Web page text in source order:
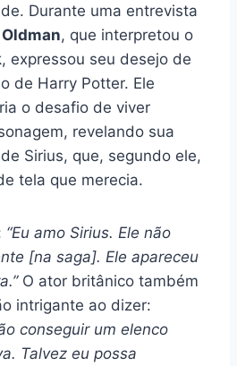
Durante uma entrevista
, que interpretou o
expressou seu desejo de
de Harry Potter. Ele
o desafio de viver
revelando sua
Sirius, que, segundo ele,
tela que merecia.
“Eu amo Sirius. Ele não
[na saga]. Ele apareceu
O ator britânico também
intrigante ao dizer:
conseguir um elenco
Talvez eu possa